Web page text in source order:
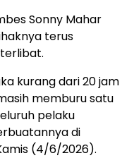
Sonny Mahar
terus
kurang dari 20 jam
memburu satu
pelaku
di
(4/6/2026).